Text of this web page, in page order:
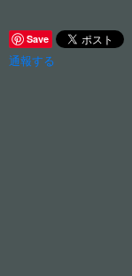
Save
通報する